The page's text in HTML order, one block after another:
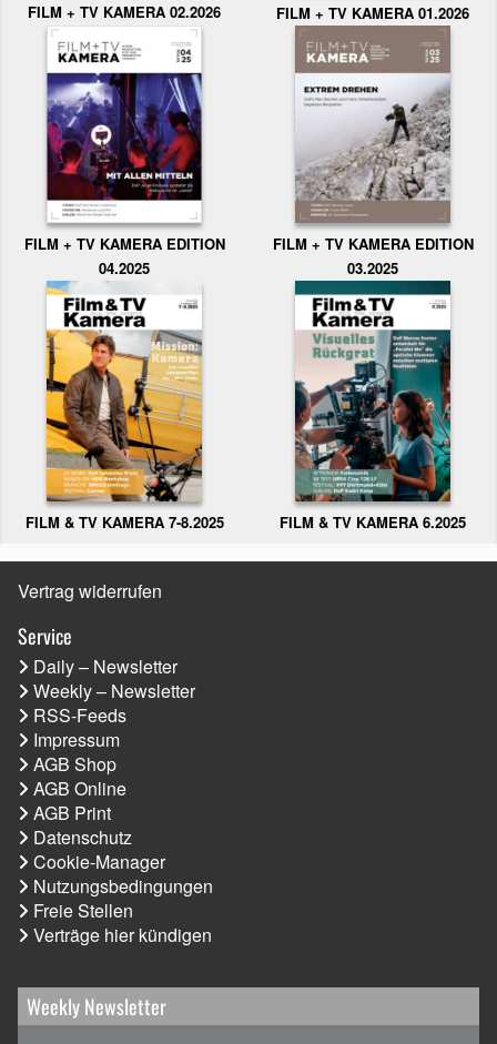
FILM + TV KAMERA 02.2026 FILM + TV KAMERA 01.2026
FILM + TV KAMERA EDITION
04.2025
FILM + TV KAMERA EDITION
03.2025
FILM & TV KAMERA 7-8.2025 FILM & TV KAMERA 6.2025
Vertrag widerrufen
Service
Daily – Newsletter
Weekly – Newsletter
RSS-Feeds
Impressum
AGB Shop
AGB Online
AGB Print
Datenschutz
Cookie-Manager
Nutzungsbedingungen
Freie Stellen
Verträge hier kündigen
Weekly Newsletter